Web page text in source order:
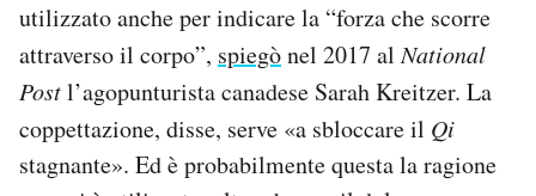
utilizzato anche per indicare la “forza che scorre
attraverso il corpo”, spiegònel 2017 alNational
Postl’agopunturista canadese Sarah Kreitzer. La
coppettazione, disse, serve «a sbloccare il Qi
stagnante». Ed è probabilmente questa la ragione